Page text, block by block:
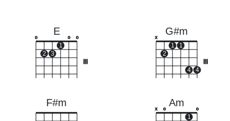
E
o
2 3
1
o o
G#m
x
2
1 1
4 4
F#m Am
x o
1
o